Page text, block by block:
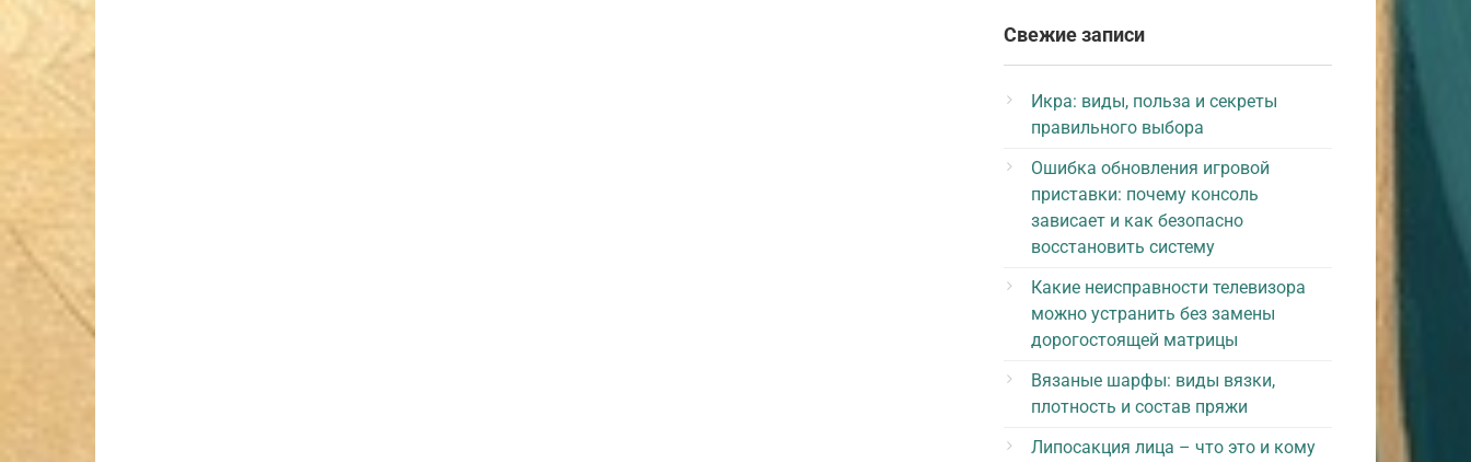
Свежие записи
Икра: виды, польза и секреты
правильного выбора
Ошибка обновления игровой
приставки: почему консоль
зависает и как безопасно
восстановить систему
Какие неисправности телевизора
можно устранить без замены
дорогостоящей матрицы
Вязаные шарфы: виды вязки,
плотность и состав пряжи
Липосакция лица – что это и кому